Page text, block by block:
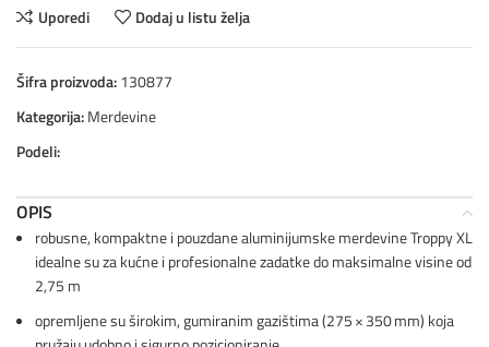
Uporedi
Dodaj u listu želja
Šifra proizvoda:130877
Kategorija:Merdevine
Podeli:
OPIS
robusne, kompaktne i pouzdane aluminijumske merdevine Troppy XL
idealne su za kućne i profesionalne zadatke do maksimalne visine od
2,75 m
opremljene su širokim, gumiranim gazištima (275 × 350 mm) koja